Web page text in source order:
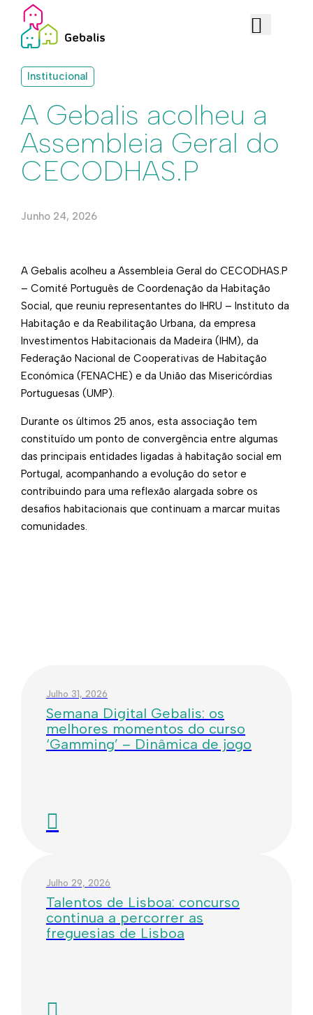
Institucional
A Gebalis acolheu a
Assembleia Geral do
CECODHAS.P
Junho 24, 2026
A Gebalis acolheu a Assembleia Geral do CECODHAS.P
– Comité Português de Coordenação da Habitação
Social, que reuniu representantes do IHRU – Instituto da
Habitação e da Reabilitação Urbana, da empresa
Investimentos Habitacionais da Madeira (IHM), da
Federação Nacional de Cooperativas de Habitação
Económica (FENACHE) e da União das Misericórdias
Portuguesas (UMP).
Durante os últimos 25 anos, esta associação tem
constituído um ponto de convergência entre algumas
das principais entidades ligadas à habitação social em
Portugal, acompanhando a evolução do setor e
contribuindo para uma reflexão alargada sobre os
desafios habitacionais que continuam a marcar muitas
comunidades.
Julho 31, 2026
Semana Digital Gebalis: os
melhores momentos do curso
‘Gamming’ – Dinâmica de jogo
Julho 29, 2026
Talentos de Lisboa: concurso
continua a percorrer as
freguesias de Lisboa